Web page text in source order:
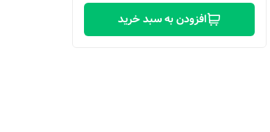
افزودن به سبد خرید